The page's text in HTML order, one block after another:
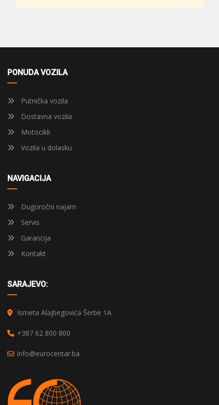
PONUDA VOZILA
Putnička vozila
Dostavna vozila
Motocikli
Vozila u dolasku
NAVIGACIJA
Dugoročni najam
Servis
Garancija
Kontakt
SARAJEVO:
Ismeta Alajbegovića Šerbe 1A
+387 62 800 800
info@eurocentar.ba